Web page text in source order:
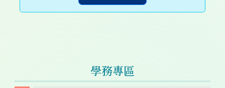
學務專區